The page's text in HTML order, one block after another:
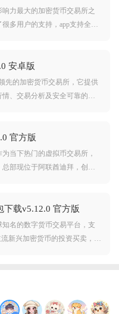
力最大的加密货币交易所之
多用户的支持，app支持全球
求。
安卓版
先的加密货币交易所，它提供
、交易分析及安全可靠的交
官方版
当下热门的虚拟币交易所，
部现位于阿联酋迪拜，创办
下载v5.12.0 官方版
名的数字货币交易平台，支
新兴加密货币的投资买卖，不